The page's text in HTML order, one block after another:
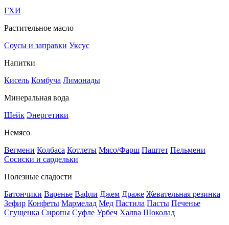
ГХИ
Растительное масло
Соусы и заправки Уксус
Напитки
Кисель Комбуча Лимонады
Минеральная вода
Шейк Энергетики
Немясо
Вегмени Колбаса Котлеты Мясо/Фарш Паштет Пельмени
Сосиски и сардельки
Полезные сладости
Батончики Варенье Вафли Джем Драже Жевательная резинка
Зефир Конфеты Мармелад Мед Пастила Пасты Печенье
Сгущенка Сиропы Суфле Урбеч Халва Шоколад